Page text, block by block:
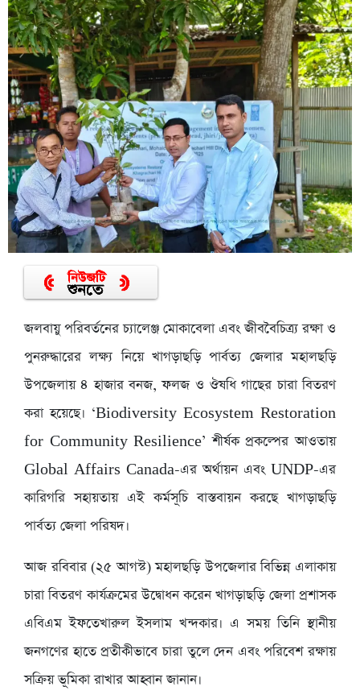
জলবায়ু পরিবর্তনের চ্যালেঞ্জ মোকাবেলা এবং জীববৈচিত্র্য রক্ষা ও
পুনরুদ্ধারের লক্ষ্য নিয়ে খাগড়াছড়ি পার্বত্য জেলার মহালছড়ি
উপজেলায় ৪ হাজার বনজ, ফলজ ও ঔষধি গাছের চারা বিতরণ
করা হয়েছে। ‘Biodiversity Ecosystem Restoration
for Community Resilience’ শীর্ষক প্রকল্পের আওতায়
Global Affairs Canada-এর অর্থায়ন এবং UNDP-এর
কারিগরি সহায়তায় এই কর্মসূচি বাস্তবায়ন করছে খাগড়াছড়ি
পার্বত্য জেলা পরিষদ।
আজ রবিবার (২৫ আগস্ট) মহালছড়ি উপজেলার বিভিন্ন এলাকায়
চারা বিতরণ কার্যক্রমের উদ্বোধন করেন খাগড়াছড়ি জেলা প্রশাসক
এবিএম ইফতেখারুল ইসলাম খন্দকার। এ সময় তিনি স্থানীয়
জনগণের হাতে প্রতীকীভাবে চারা তুলে দেন এবং পরিবেশ রক্ষায়
সক্রিয় ভূমিকা রাখার আহ্বান জানান।